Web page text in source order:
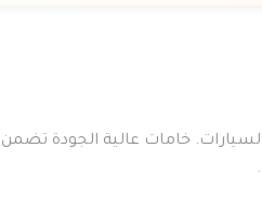
خامات عالية الجودة